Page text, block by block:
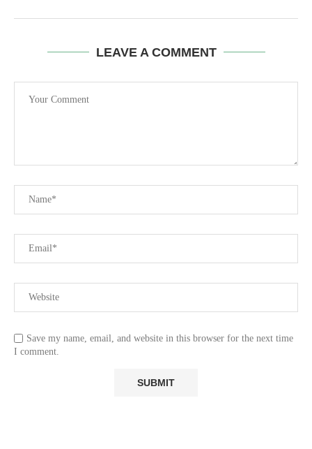
LEAVE A COMMENT
Save my name, email, and website in this browser for the next time
I comment.